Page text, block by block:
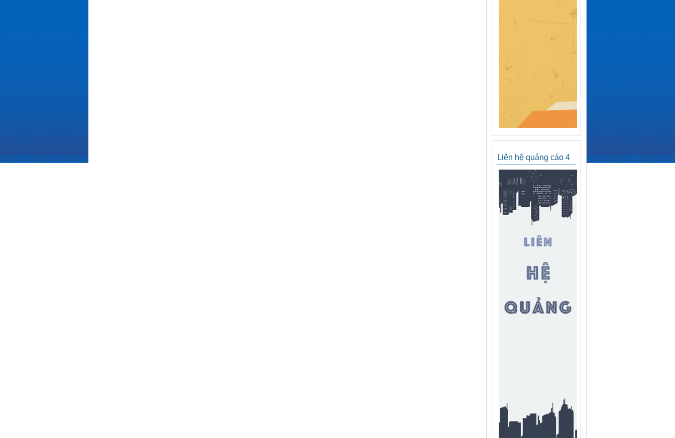
Liên hệ quảng cáo 4